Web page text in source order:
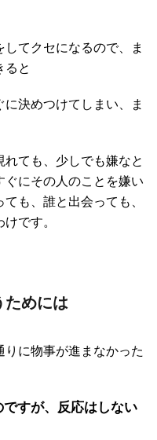
てクセになるので、ま
ると
に決めつけてしまい、ま
ても、少しでも嫌なと
ぐにその人のことを嫌い
も、誰と出会っても、
です。
ためには
に物事が進まなかった
すが、反応はしない